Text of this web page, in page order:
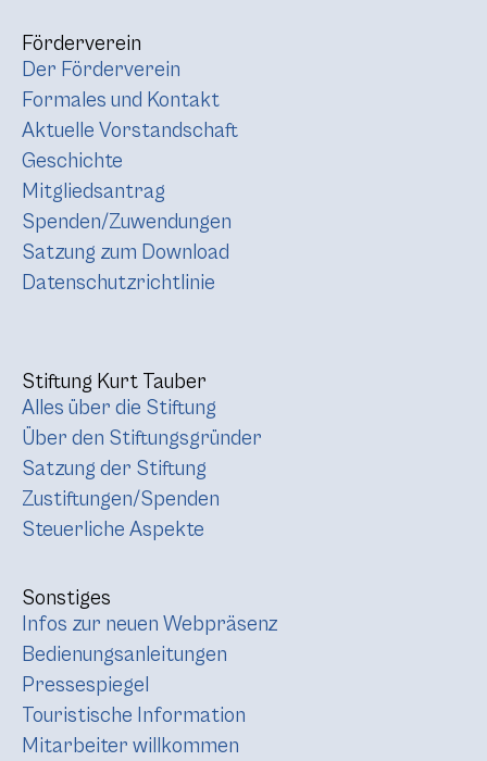
Förderverein
Der Förderverein
Formales und Kontakt
Aktuelle Vorstandschaft
Geschichte
Mitgliedsantrag
Spenden/Zuwendungen
Satzung zum Download
Datenschutzrichtlinie
Stiftung Kurt Tauber
Alles über die Stiftung
Über den Stiftungsgründer
Satzung der Stiftung
Zustiftungen/Spenden
Steuerliche Aspekte
Sonstiges
Infos zur neuen Webpräsenz
Bedienungsanleitungen
Pressespiegel
Touristische Information
Mitarbeiter willkommen